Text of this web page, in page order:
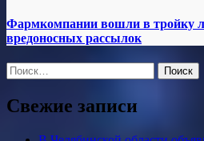
Фармкомпании вошли в тройку
вредоносных рассылок
Найти:
Свежие записи